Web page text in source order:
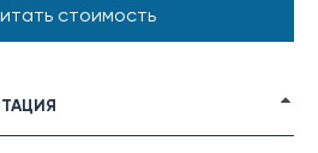
стоимость